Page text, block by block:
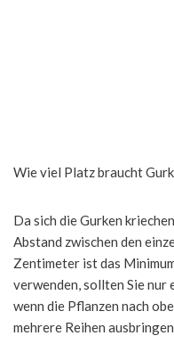
Wie viel Platz braucht
Da sich die Gurken
Abstand zwischen den
Zentimeter ist das
verwenden, sollten Sie nur
wenn die Pflanzen nach
mehrere Reihen